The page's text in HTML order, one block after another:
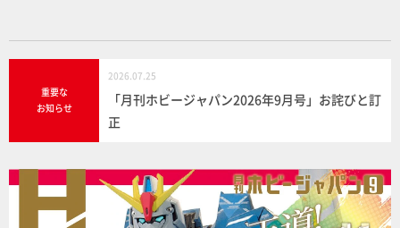
重要な
お知らせ
2026.07.25
「月刊ホビージャパン2026年9月号」お詫びと訂
正